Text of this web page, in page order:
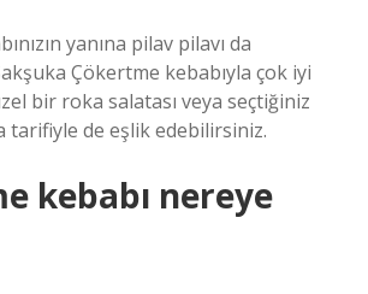
yanına pilav pilavı da
Çökertme kebabıyla çok iyi
bir roka salatası veya seçtiğiniz
tarifiyle de eşlik edebilirsiniz.
kebabı nereye